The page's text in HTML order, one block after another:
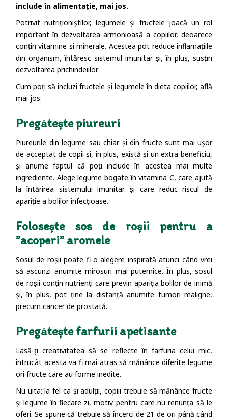
include în alimentație, mai jos.
Potrivit nutriționiștilor, legumele și fructele joacă un rol
important în dezvoltarea armonioasă a copiilor, deoarece
conțin vitamine și minerale. Acestea pot reduce inflamațiile
din organism, întăresc sistemul imunitar și, în plus, susțin
dezvoltarea prichindeiilor.
Cum poți să incluzi fructele și legumele în dieta copiilor, află
mai jos:
Pregătește piureuri
Piureurile din legume sau chiar și din fructe sunt mai ușor
de acceptat de copii și, în plus, există și un extra beneficiu,
și anume faptul că poți include în acestea mai multe
ingrediente. Alege legume bogate în vitamina C, care ajută
la întărirea sistemului imunitar și care reduc riscul de
apariție a bolilor infecțioase.
Folosește sos de roșii pentru a
”acoperi” aromele
Sosul de roșii poate fi o alegere inspirată atunci când vrei
să ascunzi anumite mirosuri mai puternice. În plus, sosul
de roșii conțin nutrienți care previn apariția bolilor de inimă
și, în plus, pot ține la distanță anumite tumori maligne,
precum cancer de prostată.
Pregătește farfurii apetisante
Lasă-ți creativitatea să se reflecte în farfuria celui mic,
întrucât acesta va fi mai atras să mănânce diferite legume
ori fructe care au forme inedite.
Nu uita: la fel ca și adulții, copiii trebuie să mănânce fructe
și legume în fiecare zi, motiv pentru care nu renunța să le
oferi. Se spune că trebuie să încerci de 21 de ori până când